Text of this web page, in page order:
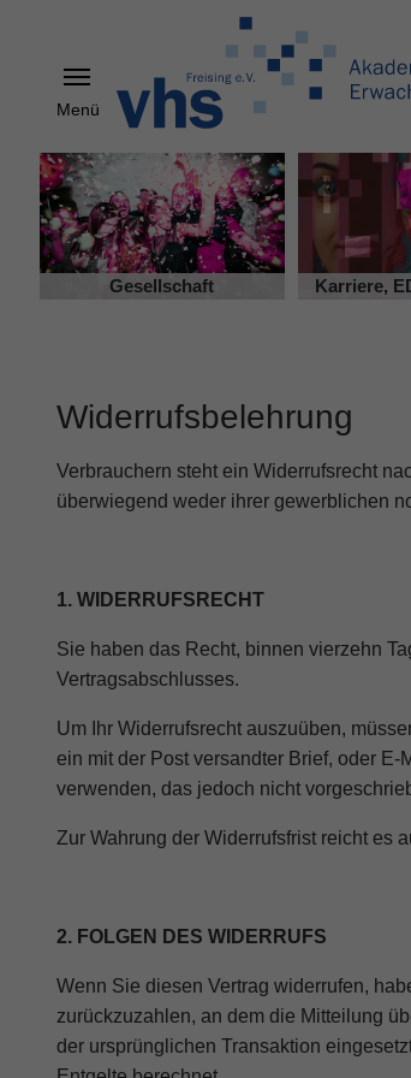
Menü
Gesellschaft Karriere,
Widerrufsbelehrung
Verbrauchern steht ein Widerrufsrecht
überwiegend weder ihrer gewerblichen
1. WIDERRUFSRECHT
Sie haben das Recht, binnen vierzehn
Vertragsabschlusses.
Um Ihr Widerrufsrecht auszuüben,
ein mit der Post versandter Brief, oder
verwenden, das jedoch nicht
Zur Wahrung der Widerrufsfrist reicht es
2. FOLGEN DES WIDERRUFS
Wenn Sie diesen Vertrag widerrufen,
zurückzuzahlen, an dem die Mitteilung
der ursprünglichen Transaktion